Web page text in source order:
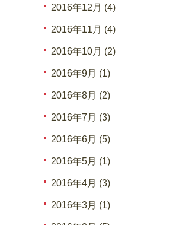
2016年12月 (4)
2016年11月 (4)
2016年10月 (2)
2016年9月 (1)
2016年8月 (2)
2016年7月 (3)
2016年6月 (5)
2016年5月 (1)
2016年4月 (3)
2016年3月 (1)